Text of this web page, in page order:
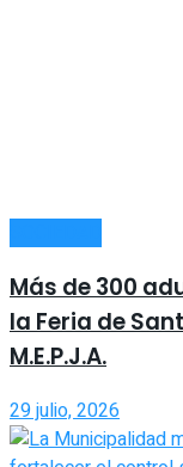
Más de 300
la Feria de
M.E.P.J.A.
29 julio, 2026